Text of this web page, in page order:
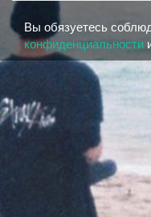
Вы обязуетесь
конфиденциальности